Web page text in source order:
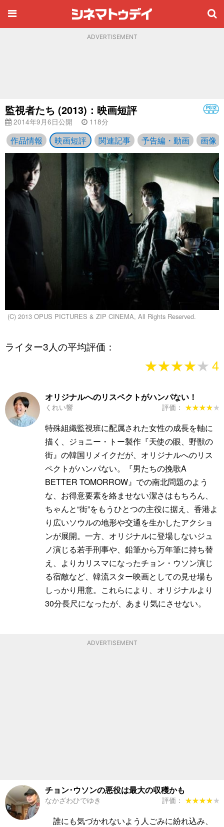
ADVERTISEMENT
監視者たち (2013)：映画短評
2014年9月6日公開 118分
作品情報 映画短評 関連記事 予告編・動画 画像
(C) 2013 OPUS PICTURES & ZIP CINEMA, All Rights Reserved.
ライター3人の平均評価：
★★★★★
★★★★★4
オリジナルへのリスペクトがハンパない！
くれい響 評価： ★★★★★
★★★★★
特殊組織監視班に配属された女性の成長を軸に
描く、ジョニー・トー製作『天使の眼、野獣の
街』の韓国リメイクだが、オリジナルへのリス
ペクトがハンパない。『男たちの挽歌A
BETTER TOMORROW』での南北問題のよう
な、お得意要素を絡ませない潔さはもちろん、
ちゃんと“街”をもうひとつの主役に据え、香港よ
り広いソウルの地形や交通を生かしたアクショ
ンが展開。一方、オリジナルに登場しないジュ
ノ演じる若手刑事や、鉛筆から万年筆に持ち替
え、よりカリスマになったチョン・ウソン演じ
る宿敵など、韓流スター映画としての見せ場も
しっかり用意。これらにより、オリジナルより
30分長尺になったが、あまり気にさせない。
ADVERTISEMENT
チョン･ウソンの悪役は最大の収穫かも
なかざわひでゆき 評価： ★★★★★
★★★★★
誰にも気づかれないよう人ごみに紛れ込み、